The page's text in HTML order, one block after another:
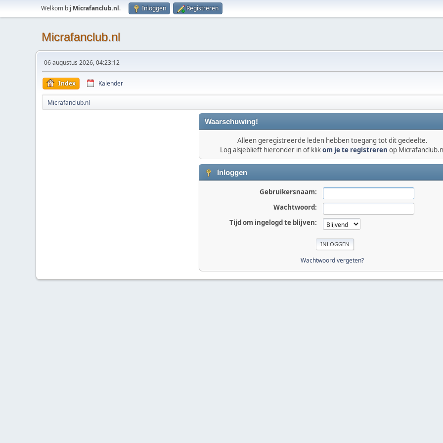
Welkom bij Micrafanclub.nl. Inloggen Registreren
Micrafanclub.nl
06 augustus 2026, 04:23:12
Index Kalender
Micrafanclub.nl
Waarschuwing!
Alleen geregistreerde leden hebben toegang tot dit gedeelte.
Log alsjeblieft hieronder in of klikom je te registreren op
Inloggen
Gebruikersnaam:
Wachtwoord:
Tijd om ingelogd te blijven:
Wachtwoord vergeten?